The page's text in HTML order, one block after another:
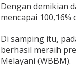
Dengan demikian
mencapai
Di samping itu,
berhasil meraih
Melayani (WBBM).